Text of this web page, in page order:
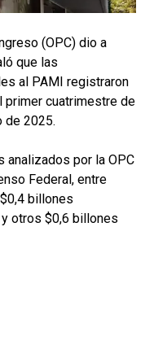
(OPC) dio a
que las
al PAMI registraron
primer cuatrimestre de
de 2025.
analizados por la OPC
Federal, entre
billones
otros $0,6 billones